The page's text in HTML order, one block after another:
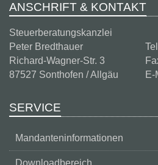
ANSCHRIFT & KONTAKT
Steuerberatungskanzlei
Peter Bredthauer
Richard-Wagner-Str. 3
87527 Sonthofen / Allgäu
E-
SERVICE
Mandanteninformationen
Downloadbereich